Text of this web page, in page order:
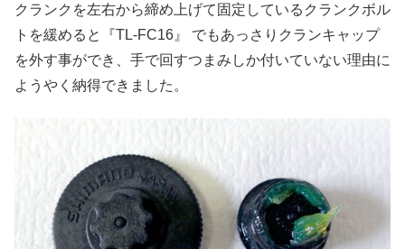
クランクを左右から締め上げて固定しているクランクボル
トを緩めると『TL-FC16』 でもあっさりクランキャップ
を外す事ができ、手で回すつまみしか付いていない理由に
ようやく納得できました。